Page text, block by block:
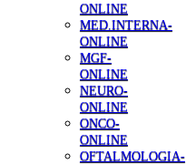
ONLINE
MED.INTERNA-
ONLINE
MGF-
ONLINE
NEURO-
ONLINE
ONCO-
ONLINE
OFTALMOLOGIA-